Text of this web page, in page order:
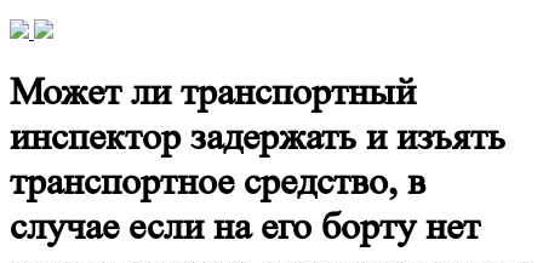
Может ли транспортный
инспектор задержать и изъять
транспортное средство, в
случае если на его борту нет